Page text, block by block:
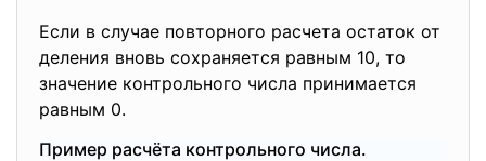
Если в случае повторного расчета остаток от
деления вновь сохраняется равным 10, то
значение контрольного числа принимается
равным 0.
Пример расчёта контрольного числа.